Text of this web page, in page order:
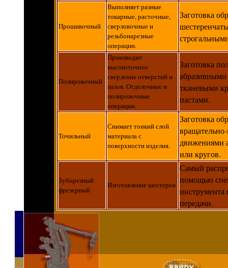
Прошивочный
Выполняет разные
токарные, расточные,
сверловочные и
резьбонарезные
операции.
Заготовка
Полировочный
Производит
высокоточное
сверление отверстий и
пазов. Отделочные и
полировочные
операции.
Заготовка
тканевыми
пастами.
Точильный
Снимает тонкий слой
материала с
поверхности изделия.
Заготовка
движениями
или кругов.
Зуборезный
фрезерный
Изготовление шестерен
Самый
помощью
инструмента
передачи.